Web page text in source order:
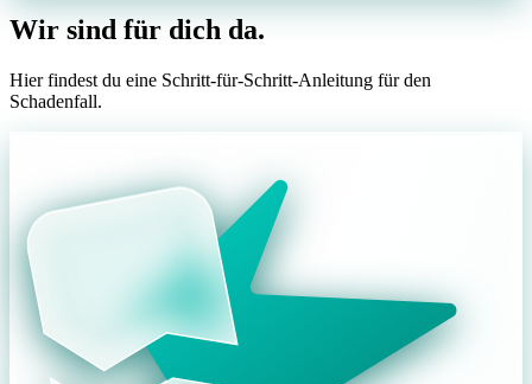
Wir sind für dich da.
Hier findest du eine Schritt-für-Schritt-Anleitung für den
Schadenfall.